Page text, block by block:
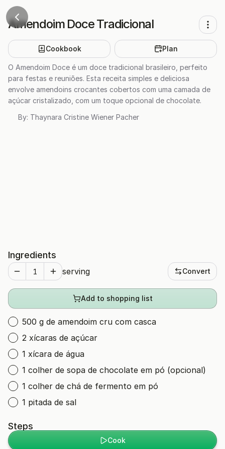
Amendoim Doce Tradicional
Cookbook Plan
O Amendoim Doce é um doce tradicional brasileiro, perfeito
para festas e reuniões. Esta receita simples e deliciosa
envolve amendoins crocantes cobertos com uma camada de
açúcar cristalizado, com um toque opcional de chocolate.
By: Thaynara Cristine Wiener Pacher
Ingredients
serving Convert
Add to shopping list
500 g de amendoim cru com casca
2 xícaras de açúcar
1 xícara de água
1 colher de sopa de chocolate em pó (opcional)
1 colher de chá de fermento em pó
1 pitada de sal
Steps
Cook